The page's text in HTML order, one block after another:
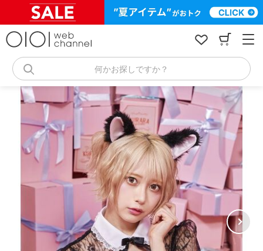
何かお探しですか？